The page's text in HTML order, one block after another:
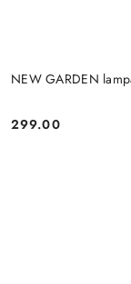
NEW GARDEN
Cena:
299.00